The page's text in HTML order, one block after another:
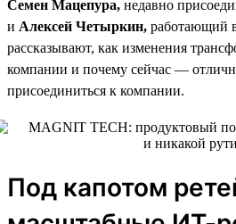
Семен Мацепура, недавно
и Алексей Четыркин, работающий
рассказывают, как изменения
компании и почему сейчас —
присоединиться к компании.
Под капотом